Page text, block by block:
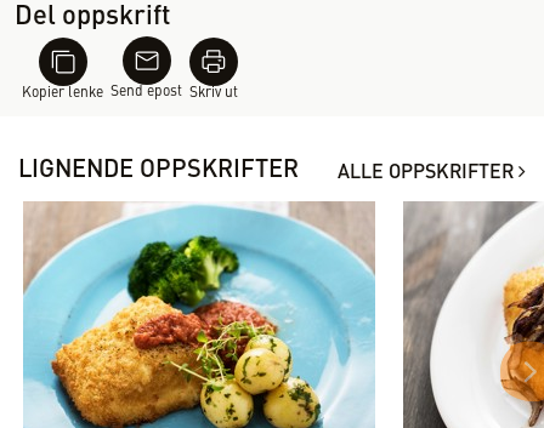
Del oppskrift
Kopier lenke Send epost Skriv ut
LIGNENDE OPPSKRIFTER ALLE OPPSKRIFTER